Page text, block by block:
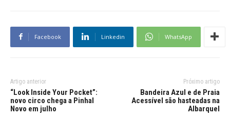
Facebook Linkedin WhatsApp
Artigo anterior
“Look Inside Your Pocket”:
novo circo chega a Pinhal
Novo em julho
Próximo artigo
Bandeira Azul e de Praia
Acessível são hasteadas na
Albarquel